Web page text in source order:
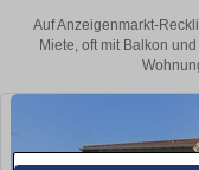
Auf Anzeigenmarkt-
Miete, oft mit Balkon